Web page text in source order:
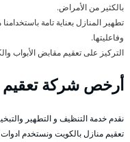
بالكثير من الأمراض.
تطهير المنازل بعناية تامة
وفاعليتها.
التركيز على تعقيم مقابض الأبواب
أرخص شركة تعقيم
نقدم خدمة التنظيف و التطهير
تعقيم منازل بالكويت ونستخدم